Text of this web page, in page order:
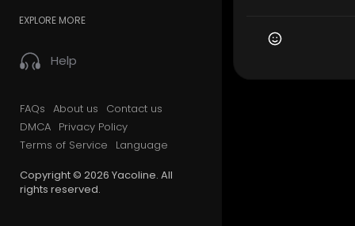
EXPLORE MORE
Help
FAQs About us
Contact us
DMCA Privacy Policy
Terms of Service
Language
Copyright © 2026 Yacoline. All
rights reserved.